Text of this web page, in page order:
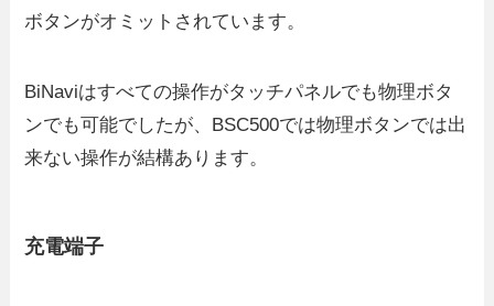
ボタンがオミットされています。
BiNaviはすべての操作がタッチパネルでも物理ボタ
ンでも可能でしたが、BSC500では物理ボタンでは出
来ない操作が結構あります。
充電端子